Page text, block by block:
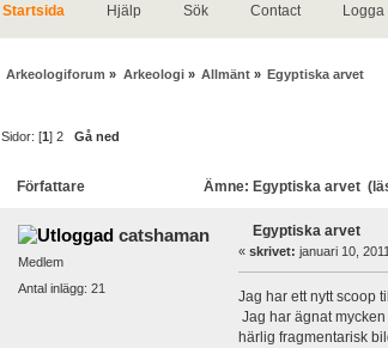
Startsida Hjälp Sök Contact Logga
Arkeologiforum » Arkeologi» Allmänt» Egyptiska arvet
Sidor: [1]2 Gå ned
Författare Ämne: Egyptiska arvet
catshaman
Medlem
Antal inlägg: 21
Egyptiska arvet
« skrivet: januari 10,
Jag har ett nytt scoop
Jag har ägnat
härlig fragmentarisk